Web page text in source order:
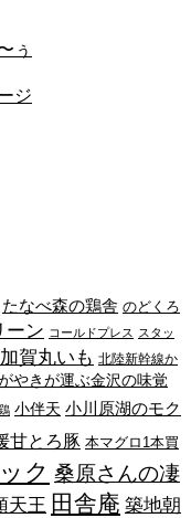
ぅ
ジ
たなべ森の鶏舎 のどくろ
ーン コールドプレス スタッ
加賀丸いも 北陸新幹線か
やきが運ぶ金沢の味覚
小伴天 小川原湖のモク
甘とろ豚 本マグロ1本買
ク 桑原さんの凄
天王 田舎庵 築地朝